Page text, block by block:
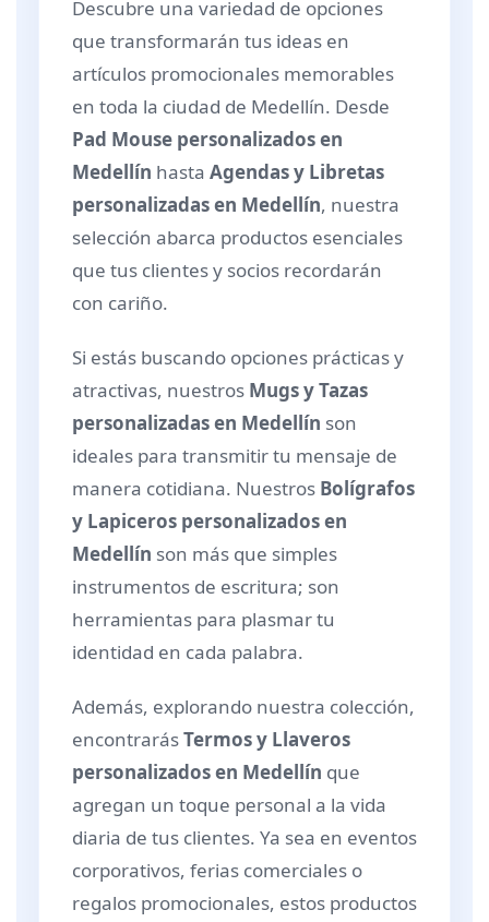
Descubre una variedad de opciones
que transformarán tus ideas en
artículos promocionales memorables
en toda la ciudad de Medellín. Desde
Pad Mouse personalizados en
Medellín hasta Agendas y Libretas
personalizadas en Medellín, nuestra
selección abarca productos esenciales
que tus clientes y socios recordarán
con cariño.
Si estás buscando opciones prácticas y
atractivas, nuestros Mugs y Tazas
personalizadas en Medellín son
ideales para transmitir tu mensaje de
manera cotidiana. Nuestros Bolígrafos
y Lapiceros personalizados en
Medellín son más que simples
instrumentos de escritura; son
herramientas para plasmar tu
identidad en cada palabra.
Además, explorando nuestra colección,
encontrarásTermos y Llaveros
personalizados en Medellín que
agregan un toque personal a la vida
diaria de tus clientes. Ya sea en eventos
corporativos, ferias comerciales o
regalos promocionales, estos productos